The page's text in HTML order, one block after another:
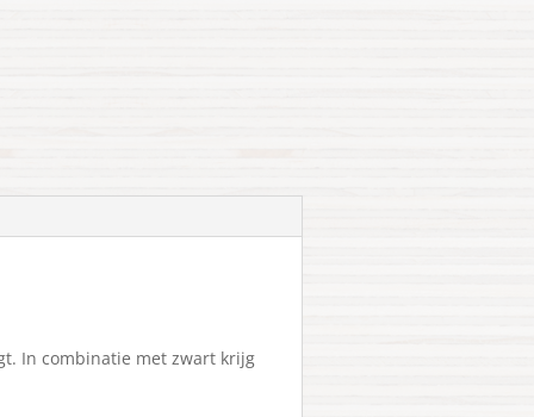
In combinatie met zwart krijg